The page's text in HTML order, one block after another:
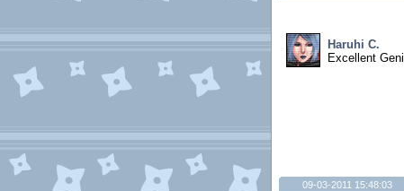
Haruhi C.
Excellent
09-03-2011 15:48:03